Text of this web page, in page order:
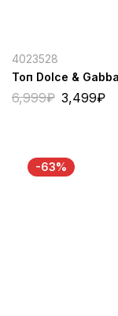
4023528
Топ Dolce &
6,999₽ 3,499₽
-63%